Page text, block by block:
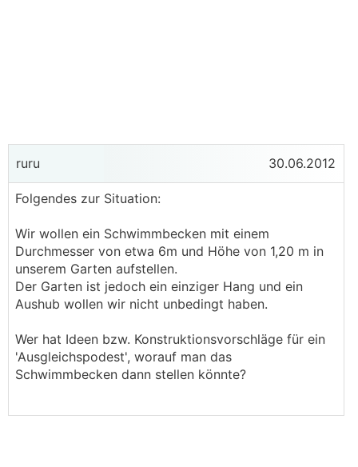
ruru 30.06.2012
Folgendes zur Situation:
Wir wollen ein Schwimmbecken mit einem
Durchmesser von etwa 6m und Höhe von 1,20 m in
unserem Garten aufstellen.
Der Garten ist jedoch ein einziger Hang und ein
Aushub wollen wir nicht unbedingt haben.
Wer hat Ideen bzw. Konstruktionsvorschläge für ein
'Ausgleichspodest', worauf man das
Schwimmbecken dann stellen könnte?